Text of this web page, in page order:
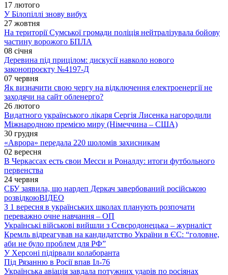
17 лютого
У Білопіллі знову вибух
27 жовтня
На території Сумської громади поліція нейтралізувала бойову
частину ворожого БПЛА
08 січня
Деревина під прицілом: дискусії навколо нового
законопроєкту №4197-Д
07 червня
Як визначити свою чергу на відключення електроенергії не
заходячи на сайт обленерго?
26 лютого
Видатного українського лікаря Сергія Лисенка нагородили
Міжнародною премією миру (Німеччина – США)
30 грудня
«Аврора» передала 220 шоломів захисникам
02 вересня
В Черкассах есть свои Месси и Роналду: итоги футбольного
первенства
24 червня
СБУ заявила, що нардеп Деркач завербований російською
розвідкоюВІДЕО
З 1 вересня в українських школах планують розпочати
переважно очне навчання – ОП
Українські військові вийшли з Сєвєродонецька – журналіст
Кремль відреагував на кандидатство України в ЄС: “головне,
аби не було проблем для РФ”
У Херсоні підірвали колаборанта
Під Рязанню в Росії впав Іл-76
Українська авіація завдала потужних ударів по росіянах